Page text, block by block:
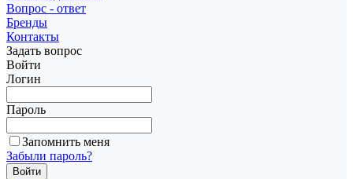
Вопрос - ответ
Бренды
Контакты
Задать вопрос
Войти
Логин
Пароль
Запомнить меня
Забыли пароль?